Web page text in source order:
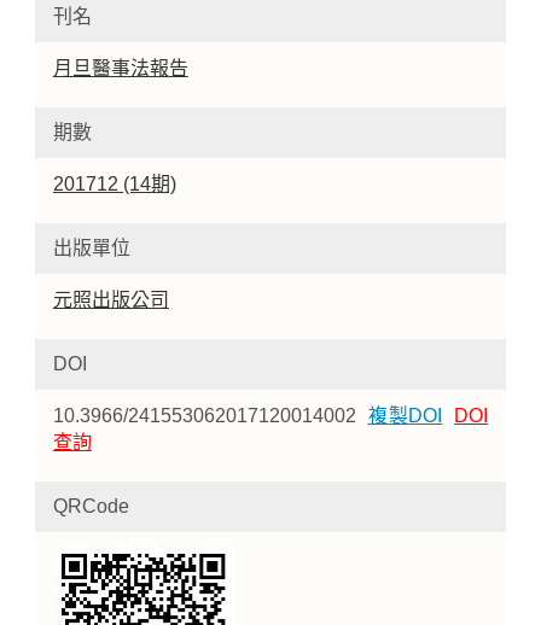
刊名
月旦醫事法報告
期數
201712 (14期)
出版單位
元照出版公司
DOI
10.3966/241553062017120014002 複製DOI
DOI
查詢
QRCode